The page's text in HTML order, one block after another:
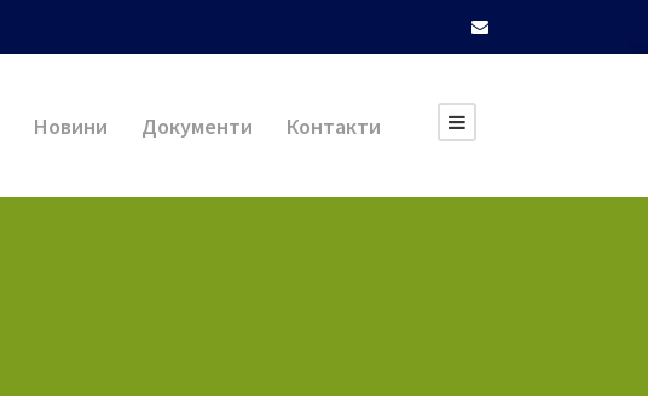
Новини Документи Контакти